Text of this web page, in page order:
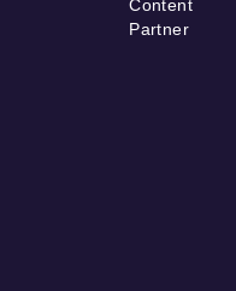
Content
Partner